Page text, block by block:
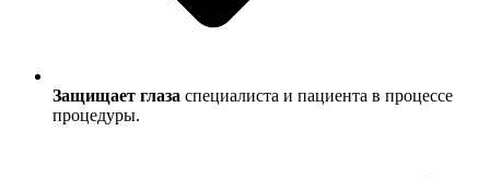
Защищает глаза специалиста и пациента в процессе
процедуры.